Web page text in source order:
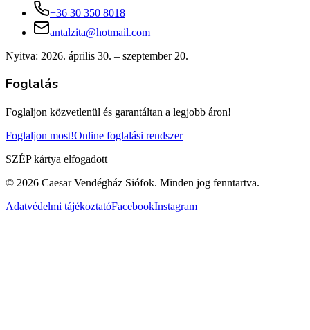
+36 30 350 8018
antalzita@hotmail.com
Nyitva: 2026. április 30. – szeptember 20.
Foglalás
Foglaljon közvetlenül és garantáltan a legjobb áron!
Foglaljon most!Online foglalási rendszer
SZÉP kártya elfogadott
© 2026 Caesar Vendégház Siófok. Minden jog fenntartva.
Adatvédelmi tájékoztatóFacebookInstagram